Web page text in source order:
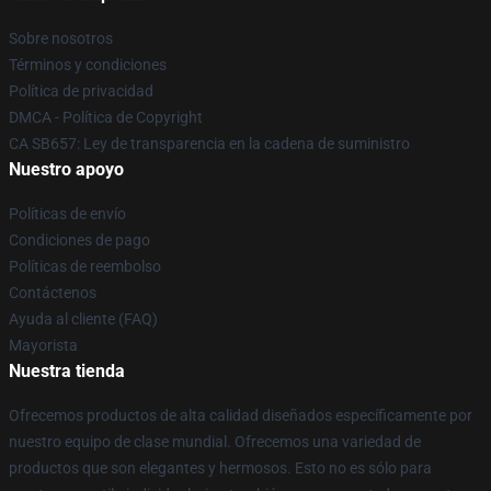
Sobre nosotros
Términos y condiciones
Política de privacidad
DMCA - Política de Copyright
CA SB657: Ley de transparencia en la cadena de suministro
Nuestro apoyo
Políticas de envío
Condiciones de pago
Políticas de reembolso
Contáctenos
Ayuda al cliente (FAQ)
Mayorista
Nuestra tienda
Ofrecemos productos de alta calidad diseñados específicamente por
nuestro equipo de clase mundial. Ofrecemos una variedad de
productos que son elegantes y hermosos. Esto no es sólo para